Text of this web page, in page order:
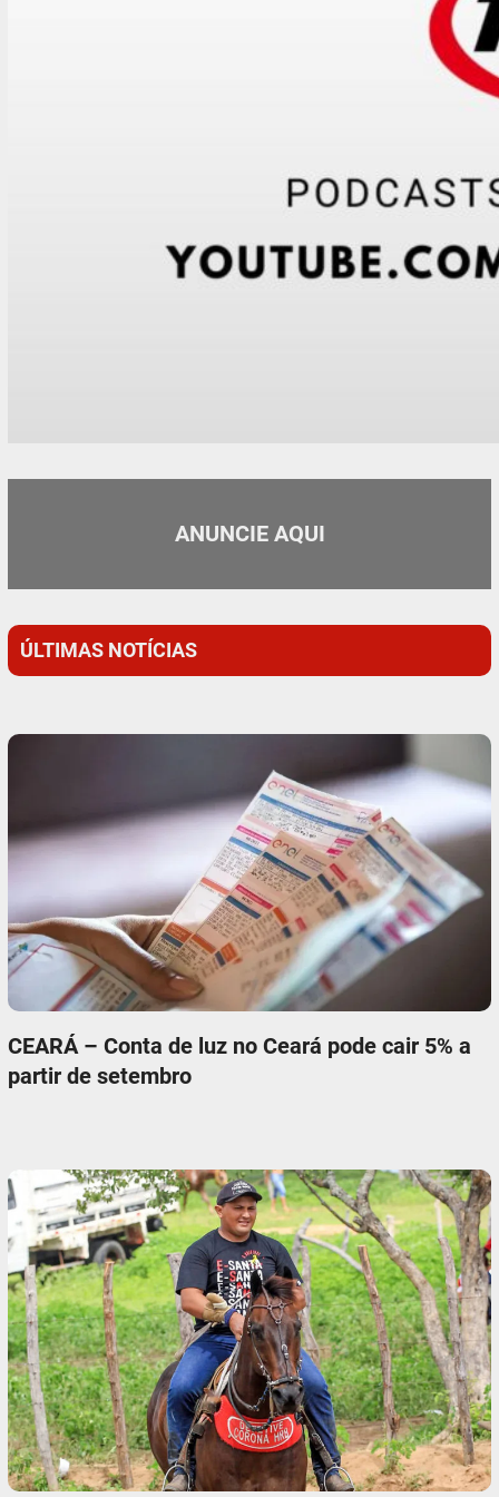
ANUNCIE AQUI
ÚLTIMAS NOTÍCIAS
CEARÁ – Conta de luz no Ceará pode cair 5% a
partir de setembro